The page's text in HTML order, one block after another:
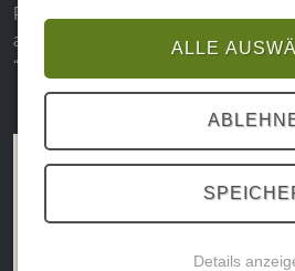
Place-ID. Diese kopieren Sie bitte
anderen Tab in das
“Google Review Code” ein.
ALLE
Details